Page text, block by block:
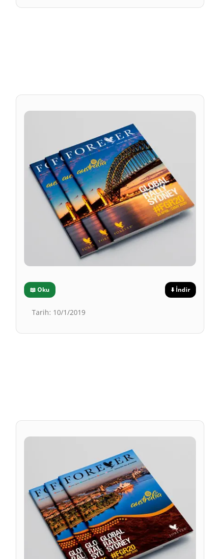
📖 Oku ⬇️ İndir
Tarih: 10/1/2019